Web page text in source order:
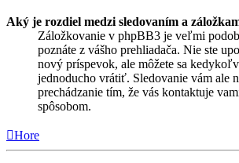
Aký je rozdiel medzi sledovaním a
Záložkovanie v phpBB3 je veľmi
poznáte z vášho prehliadača. Nie ste
nový príspevok, ale môžete sa
jednoducho vrátiť. Sledovanie vám ale
prechádzanie tím, že vás kontaktuje
spôsobom.
Hore